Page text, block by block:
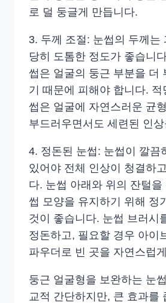
로 덜 둥글게 만듭니다.
3. 두께 조절: 눈썹의 두께는
당히 도톰한 정도가 좋습니
썹은 얼굴의 둥근 부분을 더
기 때문에 피해야 합니다. 적
썹은 얼굴에 자연스러운 균
부드러우면서도 세련된 인
4. 정돈된 눈썹: 눈썹이 깔끔
있어야 전체 인상이 청결하
다. 눈썹 아래와 위의 잔털을
썹 모양을 유지하기 위해 정
것이 좋습니다. 눈썹 브러시
정돈하고, 필요할 경우 아이
파우더로 빈 곳을 자연스럽
둥근 얼굴형을 보완하는 눈
교적 간단하지만, 큰 효과를